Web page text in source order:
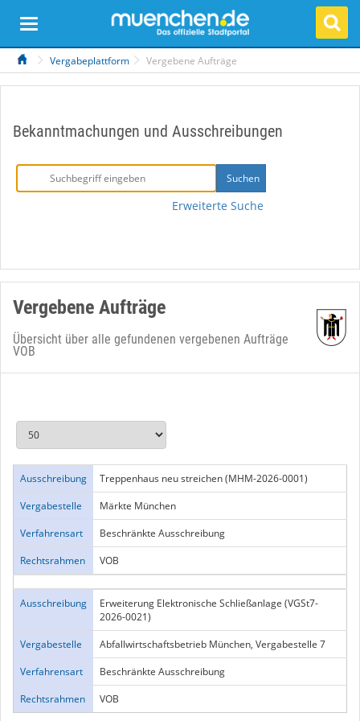
Vergabeplattform Vergebene Aufträge
Bekanntmachungen und Ausschreibungen
Erweiterte Suche
Vergebene Aufträge
Übersicht über alle gefundenen vergebenen Aufträge
VOB
Ausschreibung
Treppenhaus neu streichen (MHM-2026-0001)
Vergabestelle
Märkte München
Verfahrensart
Beschränkte Ausschreibung
Rechtsrahmen
VOB
Ausschreibung
Erweiterung Elektronische Schließanlage (VGSt7-
2026-0021)
Vergabestelle
Abfallwirtschaftsbetrieb München, Vergabestelle 7
Verfahrensart
Beschränkte Ausschreibung
Rechtsrahmen
VOB